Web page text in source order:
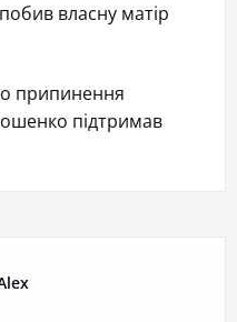
власну матір
припинення
підтримав